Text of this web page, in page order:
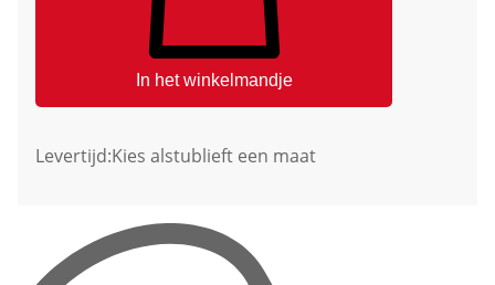
In het winkelmandje
Levertijd:Kies alstublieft een maat